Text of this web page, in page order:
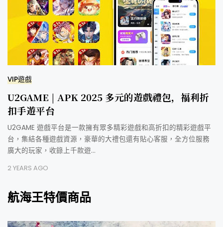
VIP遊戲
U2GAME | APK 2025 多元的遊戲禮包，福利折
扣手遊平台
U2GAME 遊戲平台是一款擁有眾多精彩遊戲和高折扣的精彩遊戲平
台，集結各種遊戲資源，豪華的大禮包還有貼心客服，全方位服務
廣大的玩家，收錄上千款遊…
2 YEARS AGO
航海王特價商品